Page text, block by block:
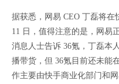
据获悉，网易 CEO 丁磊将在
11 日，值得注意的是，网易
消息人士告诉 36氪，丁磊本
播带货，但 36氪目前还未能
作主要由快手商业化部门和